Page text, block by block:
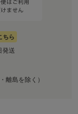
ちら
発送
離島を除く）